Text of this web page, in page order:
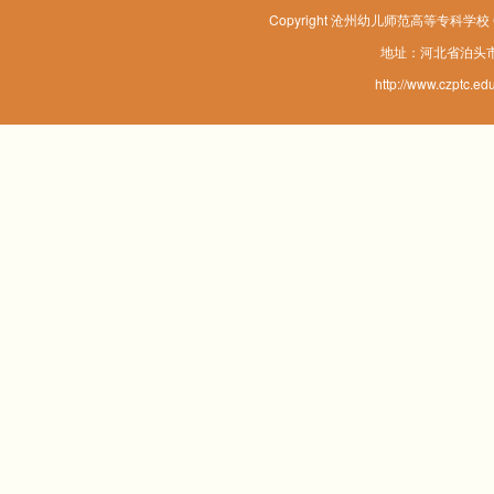
Copyright 沧州幼儿师范高等专科学
地址：河北省泊
http://